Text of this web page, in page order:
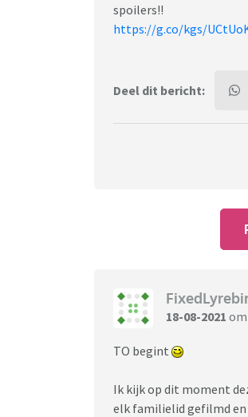
spoilers!!
https://g.co/kgs/
Deel dit bericht:
18-08-2021 om
TO begint
Ik kijk op dit moment
elk familielid gefilmd en